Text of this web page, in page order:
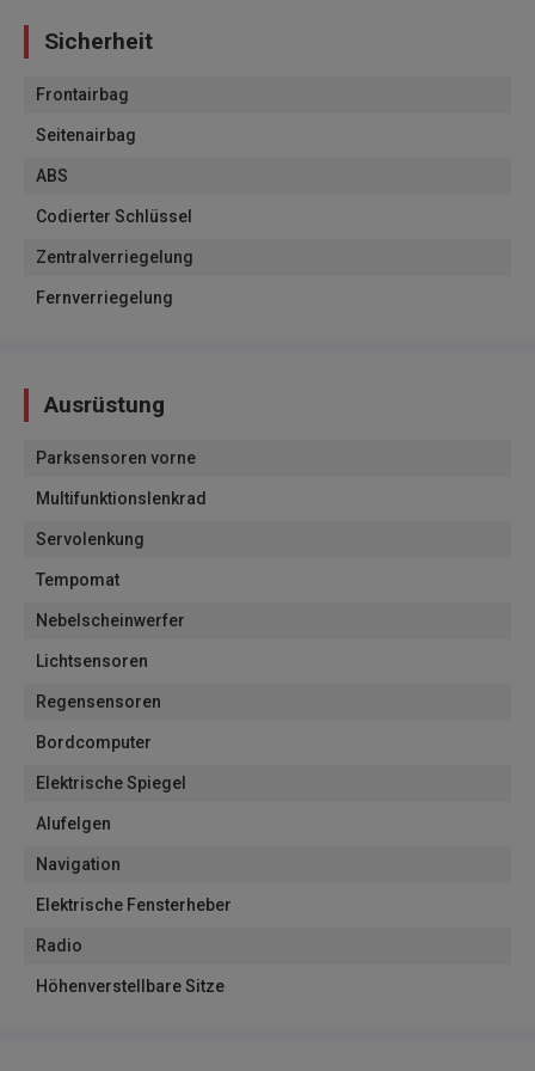
Sicherheit
Frontairbag
Seitenairbag
ABS
Codierter Schlüssel
Zentralverriegelung
Fernverriegelung
Ausrüstung
Parksensoren vorne
Multifunktionslenkrad
Servolenkung
Tempomat
Nebelscheinwerfer
Lichtsensoren
Regensensoren
Bordcomputer
Elektrische Spiegel
Alufelgen
Navigation
Elektrische Fensterheber
Radio
Höhenverstellbare Sitze